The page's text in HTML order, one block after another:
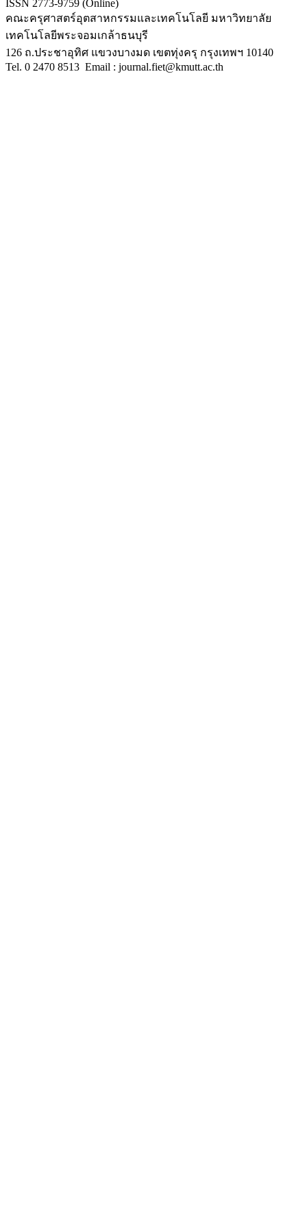
ISSN 2773-9759 (Online)
คณะครุศาสตร์อุตสาหกรรมและเทคโนโลยี มหาวิทยาลัย
เทคโนโลยีพระจอมเกล้าธนบุรี
126 ถ.ประชาอุทิศ แขวงบางมด เขตทุ่งครุ กรุงเทพฯ 10140
Tel. 0 2470 8513 Email : journal.fiet@kmutt.ac.th